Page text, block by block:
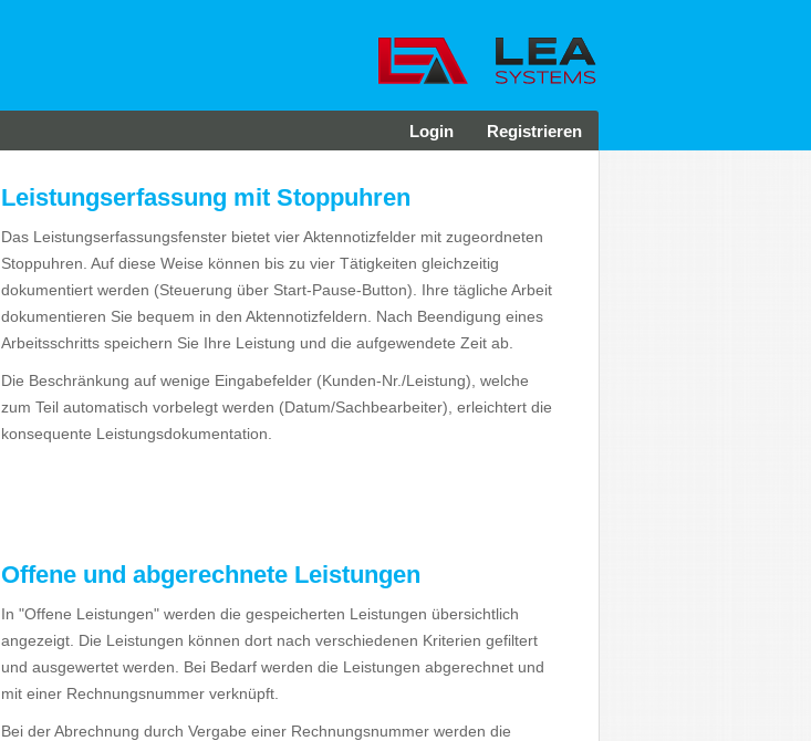
Login Registrieren
Leistungserfassung mit Stoppuhren
Das Leistungserfassungsfenster bietet vier Aktennotizfelder mit zugeordneten
Stoppuhren. Auf diese Weise können bis zu vier Tätigkeiten gleichzeitig
dokumentiert werden (Steuerung über Start-Pause-Button). Ihre tägliche Arbeit
dokumentieren Sie bequem in den Aktennotizfeldern. Nach Beendigung eines
Arbeitsschritts speichern Sie Ihre Leistung und die aufgewendete Zeit ab.
Die Beschränkung auf wenige Eingabefelder (Kunden-Nr./Leistung), welche
zum Teil automatisch vorbelegt werden (Datum/Sachbearbeiter), erleichtert die
konsequente Leistungsdokumentation.
Offene und abgerechnete Leistungen
In "Offene Leistungen" werden die gespeicherten Leistungen übersichtlich
angezeigt. Die Leistungen können dort nach verschiedenen Kriterien gefiltert
und ausgewertet werden. Bei Bedarf werden die Leistungen abgerechnet und
mit einer Rechnungsnummer verknüpft.
Bei der Abrechnung durch Vergabe einer Rechnungsnummer werden die